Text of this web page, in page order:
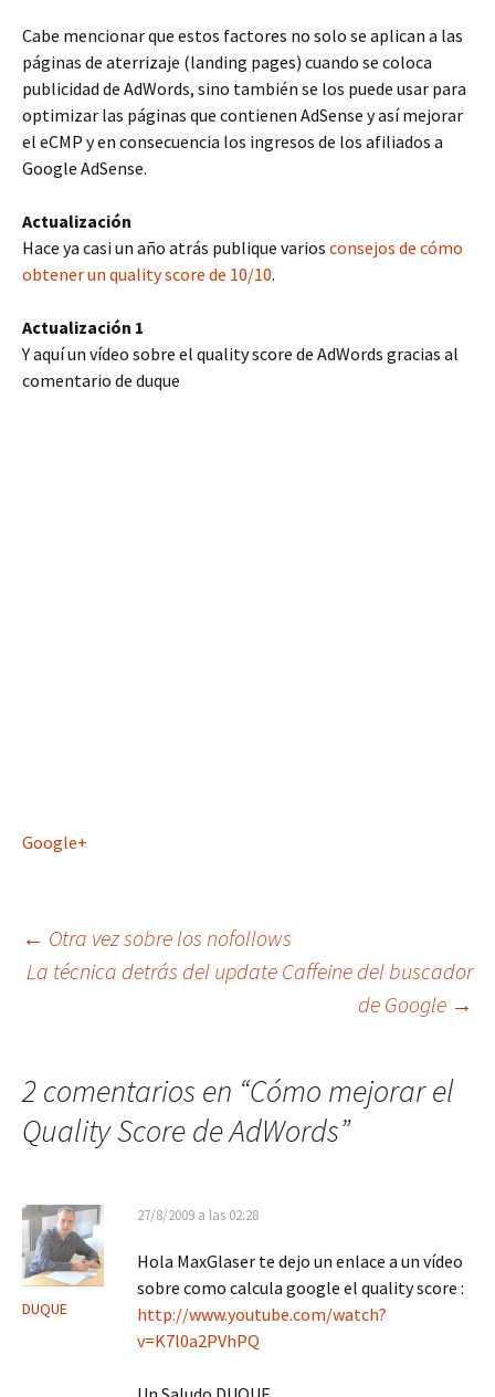
Cabe mencionar que estos factores no solo se aplican a las
páginas de aterrizaje (landing pages) cuando se coloca
publicidad de AdWords, sino también se los puede usar para
optimizar las páginas que contienen AdSense y así mejorar
el eCMP y en consecuencia los ingresos de los afiliados a
Google AdSense.
Actualización
Hace ya casi un año atrás publique varios consejos de cómo
obtener un quality score de 10/10.
Actualización 1
Y aquí un vídeo sobre el quality score de AdWords gracias al
comentario de duque
Google+
Navegación
entradas
← Otra vez sobre los nofollows
La técnica detrás del update Caffeine del buscador
de Google →
2 comentarios en “Cómo mejorar el
Quality Score de AdWords”
DUQUE
27/8/2009 a las 02:28
Hola MaxGlaser te dejo un enlace a un vídeo
sobre como calcula google el quality score :
http://www.youtube.com/watch?
v=K7l0a2PVhPQ